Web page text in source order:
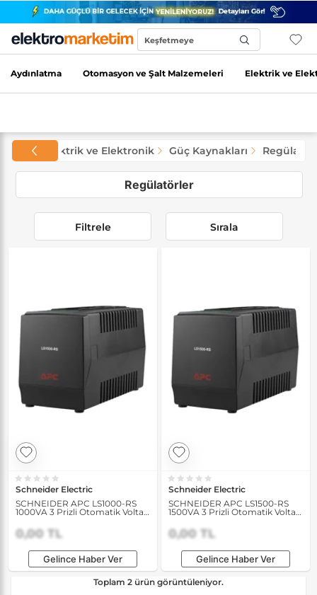
Keşfetmeye
Aydınlatma Otomasyon ve Şalt Malzemeleri Elektrik ve
Elektrik ve Elektronik Güç Kaynakları
Regülatörler
Filtrele Sırala
Schneider Electric
SCHNEIDER APC LS1000-RS
1000VA 3 Prizli Otomatik Voltaj
0,00 TL
Gelince Haber Ver
Schneider Electric
SCHNEIDER APC LS1500-RS
1500VA 3 Prizli Otomatik Voltaj
0,00 TL
Gelince Haber Ver
Toplam 2 ürün görüntüleniyor.